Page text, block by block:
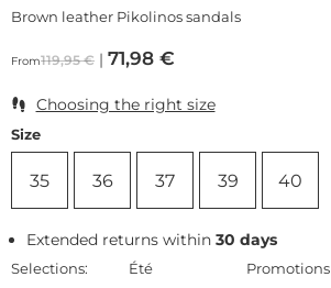
Brown leather Pikolinos sandals
From119,95€ 71,98 €
Choosing the right size
Size
35 36 37 39 40
Extended returns within30 days
Selections: Été Promotions